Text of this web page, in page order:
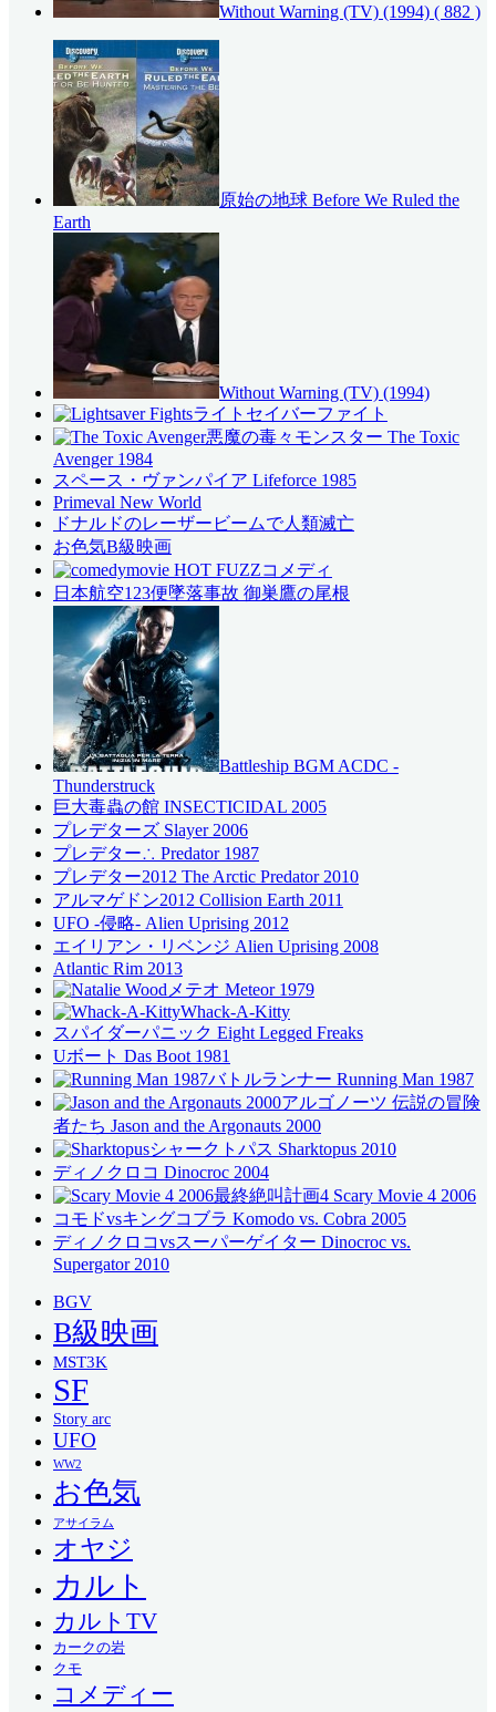
Without Warning (TV) (1994) ( 882 )
原始の地球 Before We Ruled the
Earth
Without Warning (TV) (1994)
ライトセイバーファイト
悪魔の毒々モンスター The Toxic
Avenger 1984
スペース・ヴァンパイア Lifeforce 1985
Primeval New World
ドナルドのレーザービームで人類滅亡
お色気B級映画
コメディ
日本航空123便墜落事故 御巣鷹の尾根
Battleship BGM ACDC -
Thunderstruck
巨大毒蟲の館 INSECTICIDAL 2005
プレデターズ Slayer 2006
プレデター∴ Predator 1987
プレデター2012 The Arctic Predator 2010
アルマゲドン2012 Collision Earth 2011
UFO -侵略- Alien Uprising 2012
エイリアン・リベンジ Alien Uprising 2008
Atlantic Rim 2013
メテオ Meteor 1979
Whack-A-Kitty
スパイダーパニック Eight Legged Freaks
Uボート Das Boot 1981
バトルランナー Running Man 1987
アルゴノーツ 伝説の冒険
者たち Jason and the Argonauts 2000
シャークトパス Sharktopus 2010
ディノクロコ Dinocroc 2004
最終絶叫計画4 Scary Movie 4 2006
コモドvsキングコブラ Komodo vs. Cobra 2005
ディノクロコvsスーパーゲイター Dinocroc vs.
Supergator 2010
BGV
B級映画
MST3K
SF
Story arc
UFO
WW2
お色気
アサイラム
オヤジ
カルト
カルトTV
カークの岩
クモ
コメディー